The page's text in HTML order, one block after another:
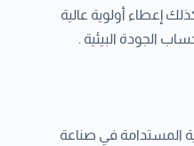
إعطاء أولوية عالية
الجودة البيئية .
المستدامة في صناعة